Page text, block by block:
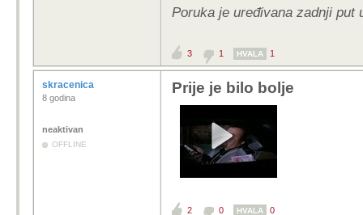
Poruka je uređivana zadnji put
3 1 HVALA 1
skracenica
8 godina
neaktivan
OFFLINE
Prije je bilo bolje
2 0 HVALA 0